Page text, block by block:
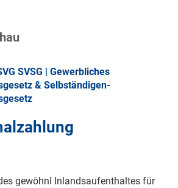
SVSG | Gewerbliches
& Selbständigen-
gewöhnl Inlandsaufenthaltes für